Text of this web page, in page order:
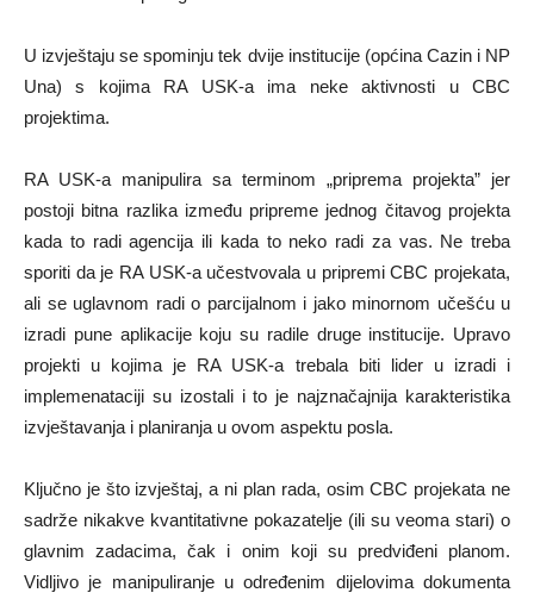
U izvještaju se spominju tek dvije institucije (općina Cazin i NP
Una) s kojima RA USK-a ima neke aktivnosti u CBC
projektima.
RA USK-a manipulira sa terminom „priprema projekta” jer
postoji bitna razlika između pripreme jednog čitavog projekta
kada to radi agencija ili kada to neko radi za vas. Ne treba
sporiti da je RA USK-a učestvovala u pripremi CBC projekata,
ali se uglavnom radi o parcijalnom i jako minornom učešću u
izradi pune aplikacije koju su radile druge institucije. Upravo
projekti u kojima je RA USK-a trebala biti lider u izradi i
implemenataciji su izostali i to je najznačajnija karakteristika
izvještavanja i planiranja u ovom aspektu posla.
Ključno je što izvještaj, a ni plan rada, osim CBC projekata ne
sadrže nikakve kvantitativne pokazatelje (ili su veoma stari) o
glavnim zadacima, čak i onim koji su predviđeni planom.
Vidljivo je manipuliranje u određenim dijelovima dokumenta